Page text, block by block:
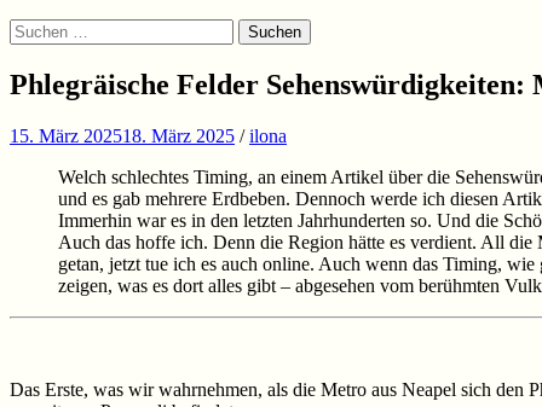
Suchen
Suchen
nach:
Phlegräische Felder
15. März 202518. März 2025 /ilona
Welch schlechtes Timing, an einem Artikel über die
und es gab mehrere Erdbeben. Dennoch werde ich diesen
Immerhin war es in den letzten Jahrhunderten so. Und die
Auch das hoffe ich. Denn die Region hätte es verdient. All
getan, jetzt tue ich es auch online. Auch wenn das Timing,
zeigen, was es dort alles gibt – abgesehen vom berühmten
Das Erste, was wir wahrnehmen, als die Metro aus Neapel sich den